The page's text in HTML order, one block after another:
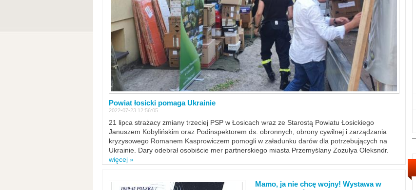
Powiat łosicki pomaga Ukrainie
2022-07-23 12:56:05
21 lipca strażacy zmiany trzeciej PSP w Łosicach wraz ze Starostą Powiatu Łosickiego
Januszem Kobylińskim oraz Podinspektorem ds. obronnych, obrony cywilnej i zarządzania
kryzysowego Romanem Kasprowiczem pomogli w załadunku darów dla potrzebujących na
Ukrainie. Dary odebrał osobiście mer partnerskiego miasta Przemyślany Zozulya Oleksndr.
więcej »
Mamo, ja nie chcę wojny! Wystawa w